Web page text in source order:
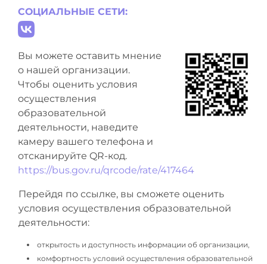
СОЦИАЛЬНЫЕ СЕТИ:
Вы можете оставить мнение
о нашей организации.
Чтобы оценить условия
осуществления
образовательной
деятельности, наведите
камеру вашего телефона и
отсканируйте QR-код.
https://bus.gov.ru/qrcode/rate/417464
Перейдя по ссылке, вы сможете оценить
условия осуществления образовательной
деятельности:
открытость и доступность информации об организации,
комфортность условий осуществления образовательной